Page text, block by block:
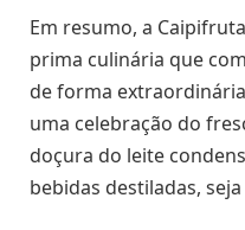
Em resumo, a
prima culinária que
de forma
uma celebração do
doçura do leite
bebidas destiladas,